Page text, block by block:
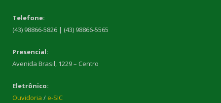
Telefone:
(43) 98866-5826 | (43) 98866-5565
Presencial:
Avenida Brasil, 1229 – Centro
Eletrônico:
Ouvidoria / e-SIC